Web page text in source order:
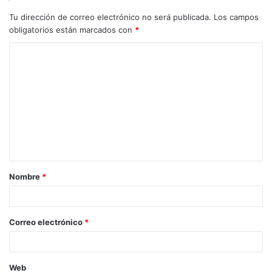
Tu dirección de correo electrónico no será publicada. Los campos
obligatorios están marcados con *
a
r
*
Nombre *
Correo electrónico *
Web